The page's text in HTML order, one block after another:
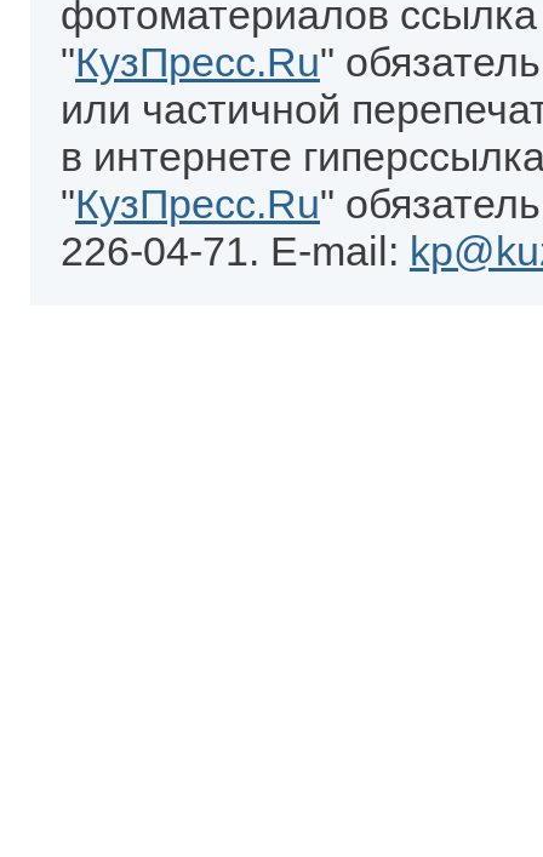
фотоматериалов
"КузПресс.Ru"
или частичной
в интернете
"КузПресс.Ru"
226-04-71. E-mail: